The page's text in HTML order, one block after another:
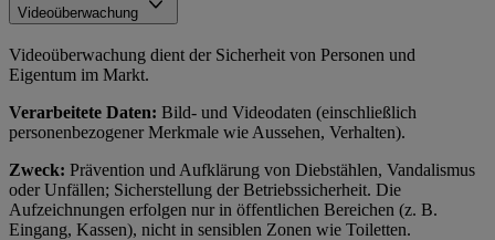
Videoüberwachung
Videoüberwachung dient der Sicherheit von Personen und
Eigentum im Markt.
Verarbeitete Daten: Bild- und Videodaten (einschließlich
personenbezogener Merkmale wie Aussehen, Verhalten).
Zweck: Prävention und Aufklärung von Diebstählen, Vandalismus
oder Unfällen; Sicherstellung der Betriebssicherheit. Die
Aufzeichnungen erfolgen nur in öffentlichen Bereichen (z. B.
Eingang, Kassen), nicht in sensiblen Zonen wie Toiletten.